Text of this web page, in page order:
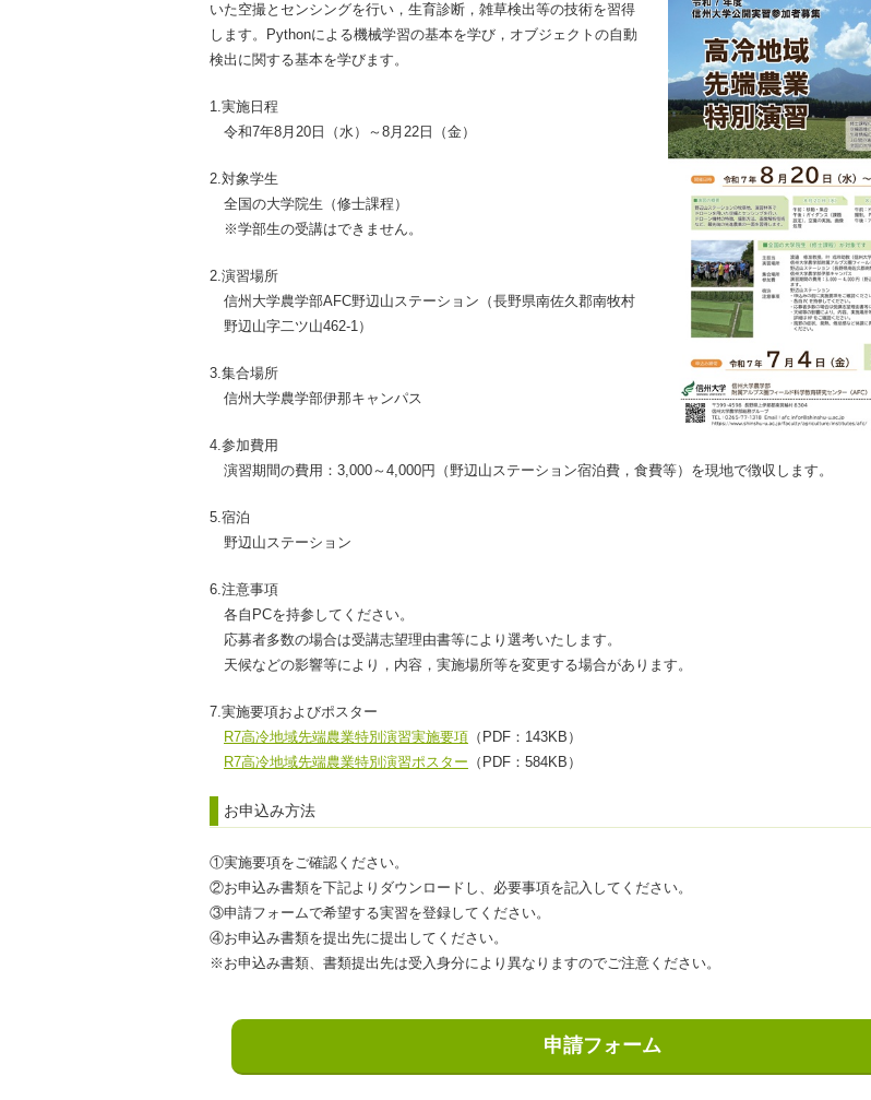
いた空撮とセンシングを行い，生育診断，雑草検出等の技術を習得
します。Pythonによる機械学習の基本を学び，オブジェクトの自動
検出に関する基本を学びます。
1.実施日程
令和7年8月20日（水）～8月22日（金）
2.対象学生
全国の大学院生（修士課程）
※学部生の受講はできません。
2.演習場所
信州大学農学部AFC野辺山ステーション（長野県南佐久郡南牧村
野辺山字二ツ山462-1）
3.集合場所
信州大学農学部伊那キャンパス
4.参加費用
演習期間の費用：3,000～4,000円（野辺山ステーション宿泊費，食費等）を現地で徴収します。
5.宿泊
野辺山ステーション
6.注意事項
各自PCを持参してください。
応募者多数の場合は受講志望理由書等により選考いたします。
天候などの影響等により，内容，実施場所等を変更する場合があります。
7.実施要項およびポスター
R7高冷地域先端農業特別演習実施要項 （PDF：143KB）
R7高冷地域先端農業特別演習ポスター （PDF：584KB）
お申込み方法
①実施要項をご確認ください。
②お申込み書類を下記よりダウンロードし、必要事項を記入してください。
③申請フォームで希望する実習を登録してください。
④お申込み書類を提出先に提出してください。
※お申込み書類、書類提出先は受入身分により異なりますのでご注意ください。
申請フォーム